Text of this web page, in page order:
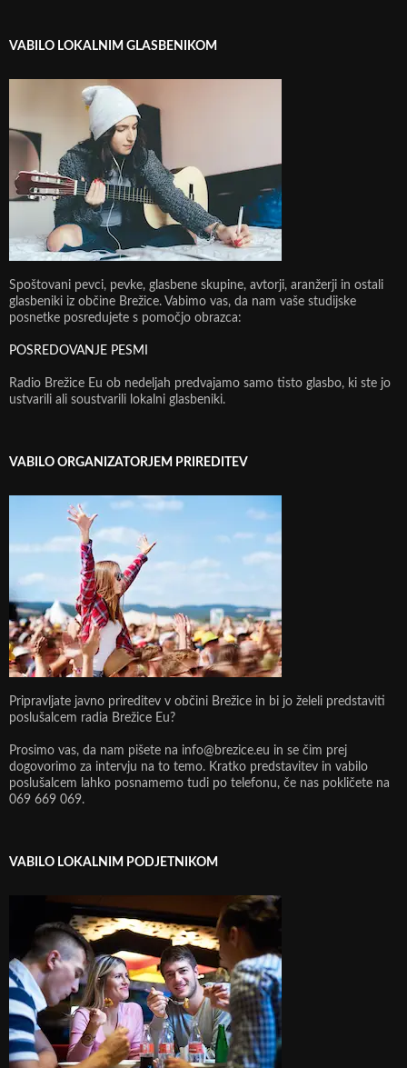
VABILO LOKALNIM GLASBENIKOM
Spoštovani pevci, pevke, glasbene skupine, avtorji, aranžerji in ostali
glasbeniki iz občine Brežice. Vabimo vas, da nam vaše studijske
posnetke posredujete s pomočjo obrazca:
POSREDOVANJE PESMI
Radio Brežice Eu ob nedeljah predvajamo samo tisto glasbo, ki ste jo
ustvarili ali soustvarili lokalni glasbeniki.
VABILO ORGANIZATORJEM PRIREDITEV
Pripravljate javno prireditev v občini Brežice in bi jo želeli predstaviti
poslušalcem radia Brežice Eu?
Prosimo vas, da nam pišete na info@brezice.eu in se čim prej
dogovorimo za intervju na to temo. Kratko predstavitev in vabilo
poslušalcem lahko posnamemo tudi po telefonu, če nas pokličete na
069 669 069.
VABILO LOKALNIM PODJETNIKOM